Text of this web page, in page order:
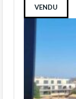
VENDU